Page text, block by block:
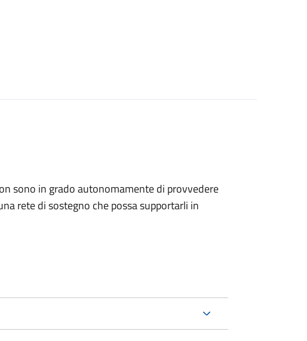
sono in grado autonomamente di provvedere
rete di sostegno che possa supportarli in